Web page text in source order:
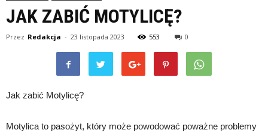
JAK ZABIĆ MOTYLICĘ?
Przez Redakcja - 23 listopada 2023 553 0
Jak zabić Motylicę?
Motylica to pasożyt, który może powodować poważne problemy